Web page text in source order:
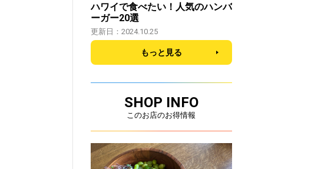
ハワイで食べたい！人気のハンバ
ーガー20選
更新日：2024.10.25
もっと見る
SHOP INFO
このお店のお得情報